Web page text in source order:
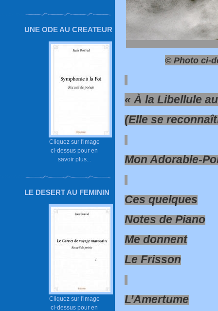
UNE ODE AU CREATEUR
Cliquez sur l'image
ci-dessus pour en
savoir plus...
LE DESERT AU FEMININ
Cliquez sur l'image
ci-dessus pour en
© Photo ci-
« À la Libellule
(Elle se
Mon Adorable-
Ces quelques
Notes de Piano
Me donnent
Le Frisson
L’Amertume